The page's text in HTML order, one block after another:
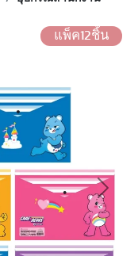
แพ็ค12ชิ้น
Next